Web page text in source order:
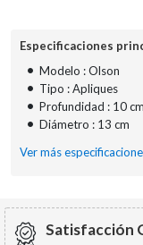
Especificaciones
• Modelo : Olson
• Tipo : Apliques
• Profundidad : 10 cm
• Diámetro : 13 cm
Ver más
Satisfacción